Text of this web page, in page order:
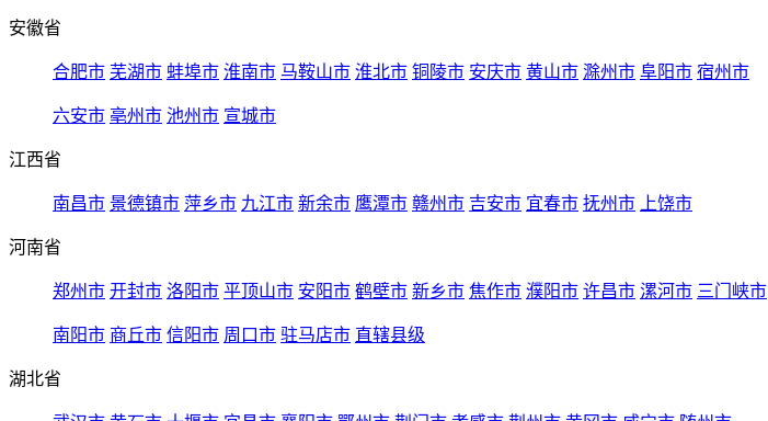
安徽省
合肥市 芜湖市 蚌埠市 淮南市 马鞍山市 淮北市 铜陵市 安庆市 黄山市 滁州市 阜阳市 宿州市
六安市 亳州市 池州市 宣城市
江西省
南昌市 景德镇市 萍乡市 九江市 新余市 鹰潭市 赣州市 吉安市 宜春市 抚州市 上饶市
河南省
郑州市 开封市 洛阳市 平顶山市 安阳市 鹤壁市 新乡市 焦作市 濮阳市 许昌市 漯河市 三门峡市
南阳市 商丘市 信阳市 周口市 驻马店市 直辖县级
湖北省